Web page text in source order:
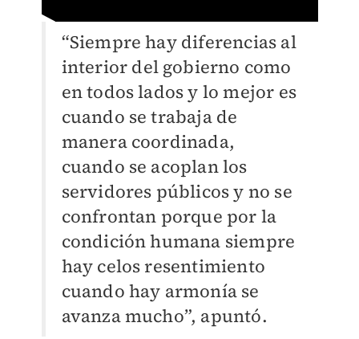
“Siempre hay diferencias al
interior del gobierno como
en todos lados y lo mejor es
cuando se trabaja de
manera coordinada,
cuando se acoplan los
servidores públicos y no se
confrontan porque por la
condición humana siempre
hay celos resentimiento
cuando hay armonía se
avanza mucho”, apuntó.